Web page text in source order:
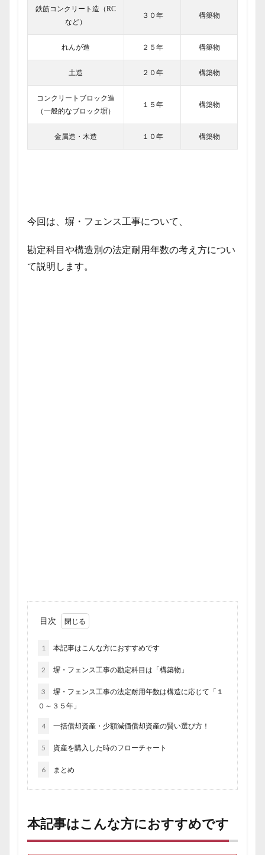
鉄筋コンクリート造（RC
など）
３０年 構築物
れんが造 ２５年 構築物
土造 ２０年 構築物
コンクリートブロック造
（一般的なブロック塀）
１５年 構築物
金属造・木造 １０年 構築物
今回は、塀・フェンス工事について、
勘定科目や構造別の法定耐用年数の考え方につい
て説明します。
目次
1 本記事はこんな方におすすめです
2 塀・フェンス工事の勘定科目は「構築物」
3
塀・フェンス工事の法定耐用年数は構造に応じて「１
０～３５年」
4 一括償却資産・少額減価償却資産の賢い選び方！
5 資産を購入した時のフローチャート
6 まとめ
本記事はこんな方におすすめです